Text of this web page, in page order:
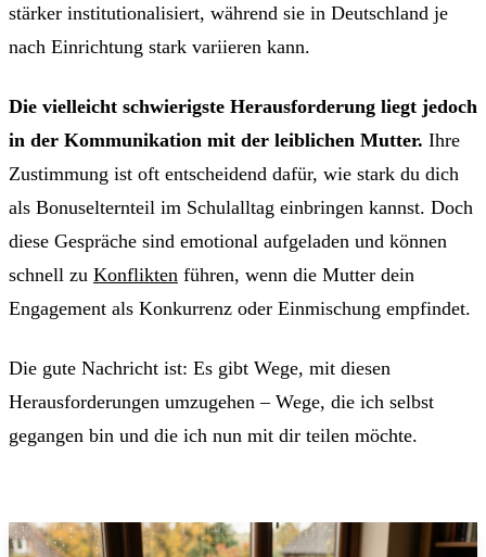
stärker institutionalisiert, während sie in Deutschland je
nach Einrichtung stark variieren kann.
Die vielleicht schwierigste Herausforderung liegt jedoch
in der Kommunikation mit der leiblichen Mutter. Ihre
Zustimmung ist oft entscheidend dafür, wie stark du dich
als Bonuselternteil im Schulalltag einbringen kannst. Doch
diese Gespräche sind emotional aufgeladen und können
schnell zu Konflikten führen, wenn die Mutter dein
Engagement als Konkurrenz oder Einmischung empfindet.
Die gute Nachricht ist: Es gibt Wege, mit diesen
Herausforderungen umzugehen – Wege, die ich selbst
gegangen bin und die ich nun mit dir teilen möchte.